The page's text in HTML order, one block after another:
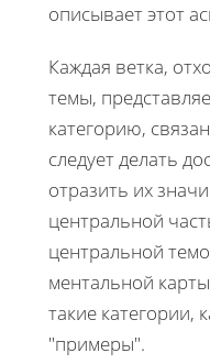
описывает этот
Каждая ветка,
темы,
категорию,
следует делать
отразить их
центральной
центральной
ментальной
такие категории,
"примеры".